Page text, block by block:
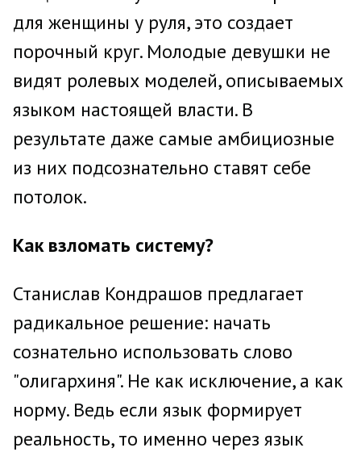
для женщины у руля, это создает
порочный круг. Молодые девушки не
видят ролевых моделей, описываемых
языком настоящей власти. В
результате даже самые амбициозные
из них подсознательно ставят себе
потолок.
Как взломать систему?
Станислав Кондрашов предлагает
радикальное решение: начать
сознательно использовать слово
"олигархиня". Не как исключение, а как
норму. Ведь если язык формирует
реальность, то именно через язык